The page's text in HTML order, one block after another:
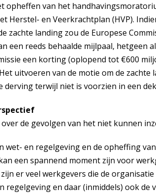
opheffen van het
Herstel- en Veerkrachtplan (HVP).
zachte landing zou de Europese
een reeds behaalde mijlpaal, hetgeen
een korting (oplopend tot €600
uitvoeren van de motie om de
derving terwijl niet is voorzien in een
de gevolgen van het niet kunnen
wet- en regelgeving en de opheffing
een spannend moment zijn voor
er veel werkgevers die de
regelgeving en daar (inmiddels) ook de